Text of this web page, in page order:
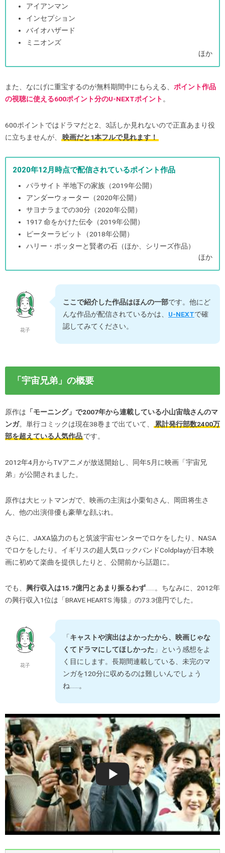
アイアンマン
インセプション
バイオハザード
ミニオンズ
ほか
また、なにげに重宝するのが無料期間中にもらえる、 ポイント作品
の視聴に使える600ポイント分のU-NEXTポイント。
600ポイントではドラマだと2、3話しか見れないので正直あまり役
に立ちませんが、
映画だと1本フルで見れます！
2020年12月時点で配信されているポイント作品
パラサイト 半地下の家族（2019年公開）
アンダーウォーター（2020年公開）
サヨナラまでの30分（2020年公開）
1917 命をかけた伝令（2019年公開）
ピーターラビット（2018年公開）
ハリー・ポッターと賢者の石（ほか、シリーズ作品）
ほか
花子
ここで紹介した作品はほんの一部です。他にど
んな作品が配信されているかは、 U-NEXTで確
認してみてください。
「宇宙兄弟」の概要
原作は 「モーニング」で2007年から連載している小山宙哉さんのマ
ンガ。単行コミックは現在38巻まで出ていて、
累計発行部数2400万
部を超えている人気作品です。
2012年4月からTVアニメが放送開始し、同年5月に映画「宇宙兄
弟」が公開されました。
原作は大ヒットマンガで、映画の主演は小栗旬さん、岡田将生さ
ん、他の出演俳優も豪華な顔ぶれ。
さらに、JAXA協力のもと筑波宇宙センターでロケをしたり、NASA
でロケをしたり。イギリスの超人気ロックバンドColdplayが日本映
画に初めて楽曲を提供したりと、公開前から話題に。
でも、 興行収入は15.7億円とあまり振るわず ……。ちなみに、2012年
の興行収入1位は「BRAVE HEARTS 海猿」の73.3億円でした。
花子
「キャストや演出はよかったから、映画じゃな
くてドラマにしてほしかった 」という感想をよ
く目にします。長期間連載している、未完のマ
ンガを120分に収めるのは難しいんでしょう
ね……。